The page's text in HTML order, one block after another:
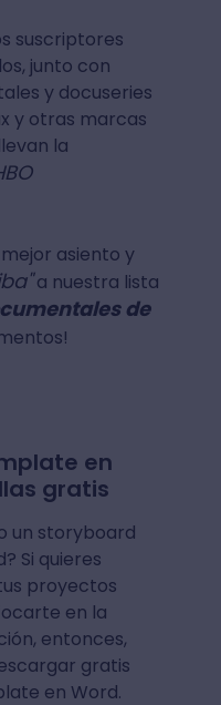
suscriptores
junto con
y docuseries
y otras marcas
la
asiento y
a nuestra lista
de
en
gratis
un storyboard
Si quieres
proyectos
en la
entonces,
gratis
en Word.